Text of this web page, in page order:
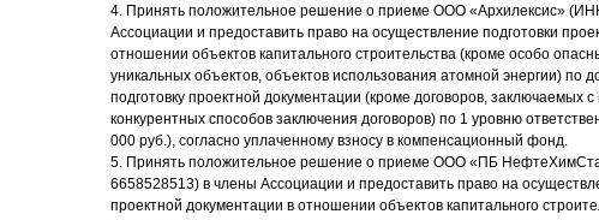
4. Принять положительное решение о приеме ООО «Архилексис»
Ассоциации и предоставить право на осуществление подготовки
отношении объектов капитального строительства (кроме особо
уникальных объектов, объектов использования атомной энергии) по
подготовку проектной документации (кроме договоров, заключаемых
конкурентных способов заключения договоров) по 1 уровню
000 руб.), согласно уплаченному взносу в компенсационный фонд.
5. Принять положительное решение о приеме ООО «ПБ
6658528513) в члены Ассоциации и предоставить право на
проектной документации в отношении объектов капитального